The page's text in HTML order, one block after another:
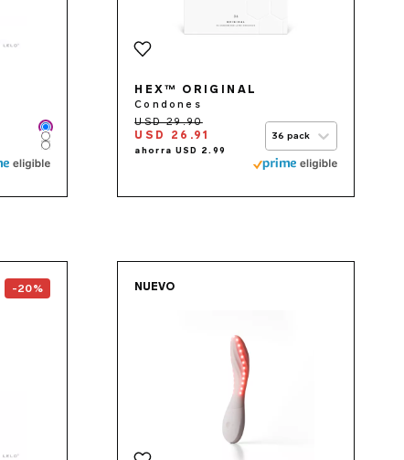
Color
Color
Color
HEX™ ORIGINAL
Condones
USD 26.91 36 pack
-20% NUEVO